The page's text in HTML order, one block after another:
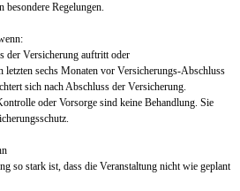
besondere Regelungen.
der Versicherung auftritt oder
letzten sechs Monaten vor Versicherungs-Abschluss
sich nach Abschluss der Versicherung.
oder Vorsorge sind keine Behandlung. Sie
so stark ist, dass die Veranstaltung nicht wie geplant